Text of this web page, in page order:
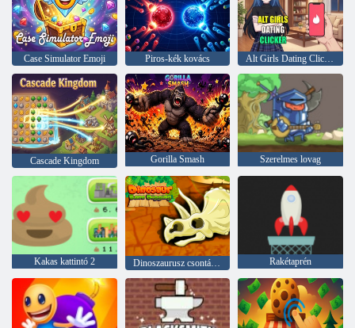
Case Simulator Emoji Piros-kék kovács Alt Girls Dating Clicker
Cascade Kingdom Gorilla Smash Szerelmes lovag
Kakas kattintó 2 Dinoszaurusz csontásás Rakétaprén